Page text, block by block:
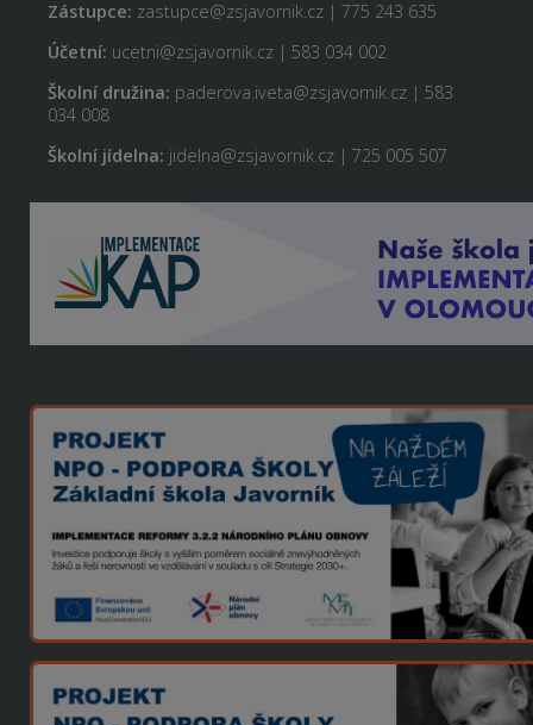
Zástupce: zastupce@zsjavornik.cz | 775 243 635
Účetní: ucetni@zsjavornik.cz | 583 034 002
Školní družina: paderova.iveta@zsjavornik.cz | 583
034 008
Školní jídelna: jidelna@zsjavornik.cz | 725 005 507